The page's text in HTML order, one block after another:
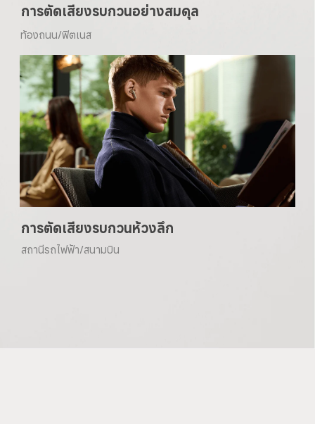
การตัดเสียงรบกวนอย่างสมดุล
ท้องถนน/ฟิตเนส
การตัดเสียงรบกวนห้วงลึก
สถานีรถไฟฟ้า/สนามบิน